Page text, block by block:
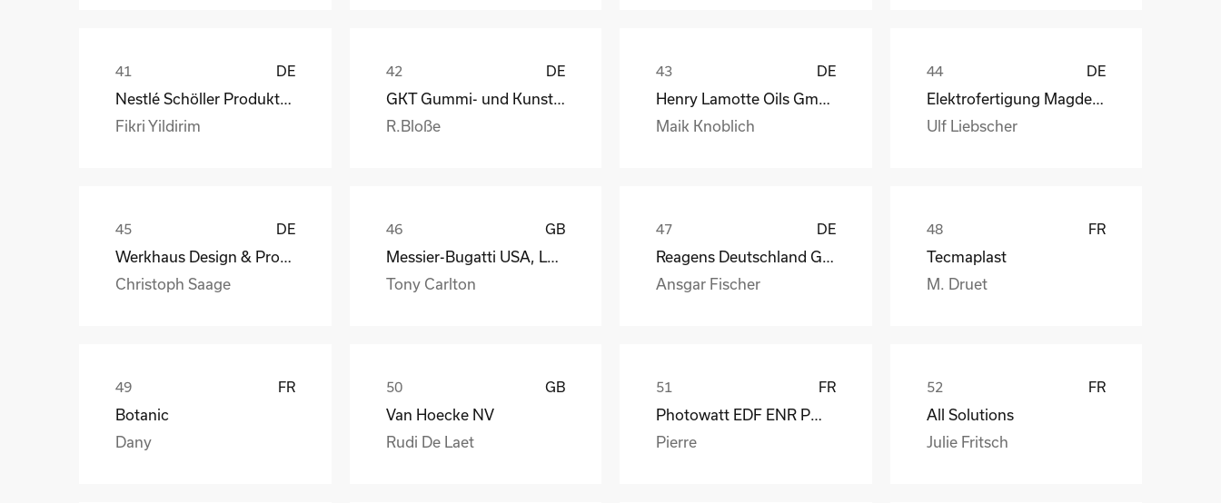
DE
Fikri Yildirim
DE
GKT Gummi- und Kunststofftechnik Fürstenwalde Gmb
R.Bloße
DE
Maik Knoblich
DE
Elektrofertigung Magdeburg GmbH
Ulf Liebscher
DE
Christoph Saage
GB
Tony Carlton
DE
Ansgar Fischer
FR
Tecmaplast
M. Druet
FR
Botanic
Dany
GB
Van Hoecke NV
Rudi De Laet
FR
Pierre
FR
All Solutions
Julie Fritsch